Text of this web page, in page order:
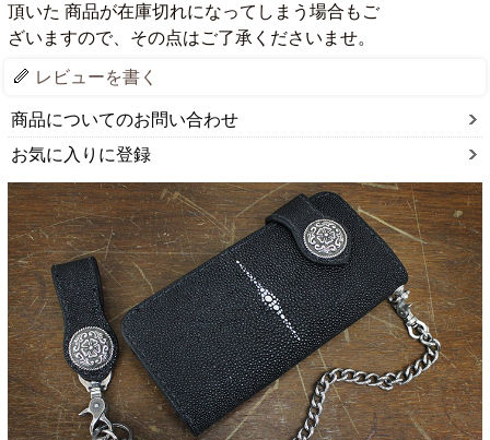
頂いた 商品が在庫切れになってしまう場合もご
ざいますので、その点はご了承くださいませ。
レビューを書く
商品についてのお問い合わせ
お気に入りに登録